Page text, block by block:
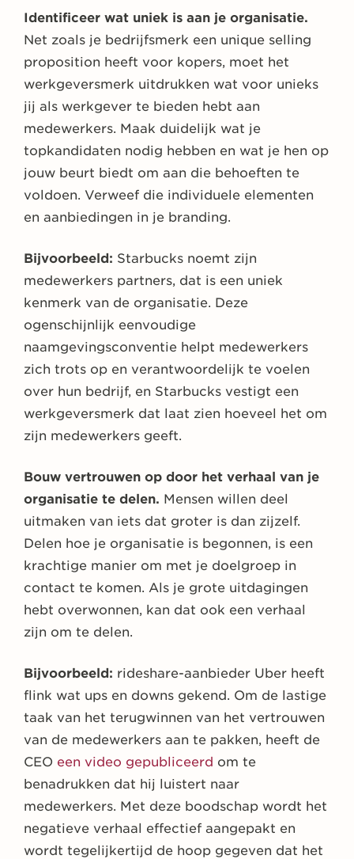
Identificeer wat uniek is aan je organisatie.
Net zoals je bedrijfsmerk een unique selling
proposition heeft voor kopers, moet het
werkgeversmerk uitdrukken wat voor unieks
jij als werkgever te bieden hebt aan
medewerkers. Maak duidelijk wat je
topkandidaten nodig hebben en wat je hen op
jouw beurt biedt om aan die behoeften te
voldoen. Verweef die individuele elementen
en aanbiedingen in je branding.
Bijvoorbeeld: Starbucks noemt zijn
medewerkers partners, dat is een uniek
kenmerk van de organisatie. Deze
ogenschijnlijk eenvoudige
naamgevingsconventie helpt medewerkers
zich trots op en verantwoordelijk te voelen
over hun bedrijf, en Starbucks vestigt een
werkgeversmerk dat laat zien hoeveel het om
zijn medewerkers geeft.
Bouw vertrouwen op door het verhaal van je
organisatie te delen. Mensen willen deel
uitmaken van iets dat groter is dan zijzelf.
Delen hoe je organisatie is begonnen, is een
krachtige manier om met je doelgroep in
contact te komen. Als je grote uitdagingen
hebt overwonnen, kan dat ook een verhaal
zijn om te delen.
Bijvoorbeeld: rideshare-aanbieder Uber heeft
flink wat ups en downs gekend. Om de lastige
taak van het terugwinnen van het vertrouwen
van de medewerkers aan te pakken, heeft de
CEO een video gepubliceerd om te
benadrukken dat hij luistert naar
medewerkers. Met deze boodschap wordt het
negatieve verhaal effectief aangepakt en
wordt tegelijkertijd de hoop gegeven dat het